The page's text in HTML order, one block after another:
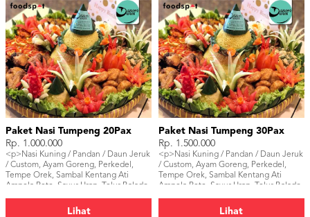
Paket Nasi Tumpeng 20Pax
Rp. 1.000.000
<p>Nasi Kuning / Pandan / Daun Jeruk
/ Custom, Ayam Goreng, Perkedel,
Tempe Orek, Sambal Kentang Ati
Ampela Pete, Sayur Urap, Telur Balado.
Lihat
Paket Nasi Tumpeng 30Pax
Rp. 1.500.000
<p>Nasi Kuning / Pandan / Daun Jeruk
/ Custom, Ayam Goreng, Perkedel,
Tempe Orek, Sambal Kentang Ati
Ampela Pete, Sayur Urap, Telur Balado.
Lihat